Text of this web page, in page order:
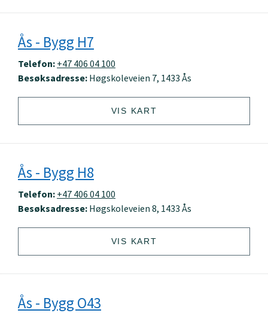
Ås - Bygg H7
Telefon: +47 406 04 100
Besøksadresse: Høgskoleveien 7, 1433 Ås
VIS KART
Ås - Bygg H8
Telefon: +47 406 04 100
Besøksadresse: Høgskoleveien 8, 1433 Ås
VIS KART
Ås - Bygg O43